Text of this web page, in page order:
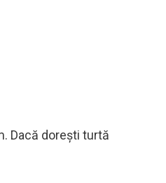
Dacă dorești turtă